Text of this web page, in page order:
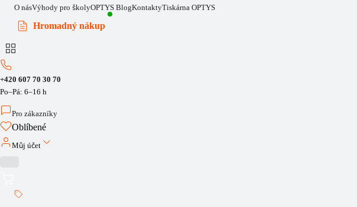
O násVýhody pro školyOPTYS BlogKontaktyTiskárna OPTYS
Hromadný nákup
+420 607 70 30 70
Po–Pá: 6–16 h
Pro zákazníky
Oblíbené
Můj účet